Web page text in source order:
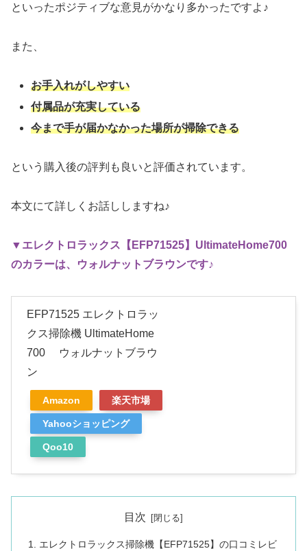
といったポジティブな意見がかなり多かったですよ♪
また、
お手入れがしやすい
付属品が充実している
今まで手が届かなかった場所が掃除できる
という購入後の評判も良いと評価されています。
本文にて詳しくお話ししますね♪
▼エレクトロラックス 【EFP71525】 UltimateHome700
のカラーは、ウォルナットブラウンです♪
EFP71525 エレクトロラッ
クス掃除機 UltimateHome
700 ウォルナットブラウ
ン
Amazon 楽天市場
Yahooショッピング
Qoo10
目次
エレクトロラックス掃除機【EFP71525】の口コミレビ